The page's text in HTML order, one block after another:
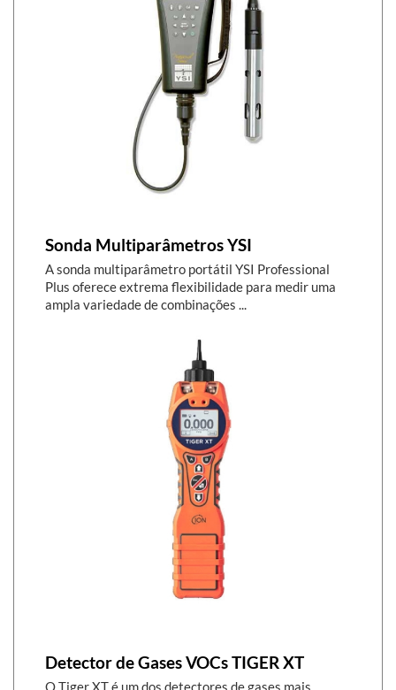
Sonda Multiparâmetros YSI
A sonda multiparâmetro portátil YSI Professional
Plus oferece extrema flexibilidade para medir uma
ampla variedade de combinações ...
Detector de Gases VOCs TIGER XT
O Tiger XT é um dos detectores de gases mais